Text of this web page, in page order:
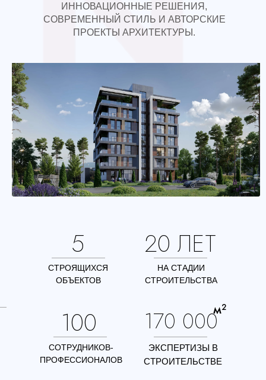
ИННОВАЦИОННЫЕ РЕШЕНИЯ,
СОВРЕМЕННЫЙ СТИЛЬ И АВТОРСКИЕ
ПРОЕКТЫ АРХИТЕКТУРЫ.
5
СТРОЯЩИХСЯ
ОБЪЕКТОВ
м²
20 ЛЕТ
НА СТАДИИ
СТРОИТЕЛЬСТВА
100
СОТРУДНИКОВ-
ПРОФЕССИОНАЛОВ
170 000
ЭКСПЕРТИЗЫ В
СТРОИТЕЛЬСТВЕ